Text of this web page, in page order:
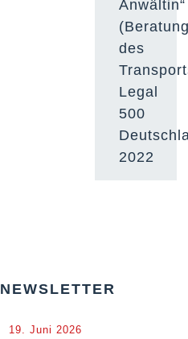
Anwältin“
des
Legal
500
2022
NEWSLETTER
19. Juni 2026